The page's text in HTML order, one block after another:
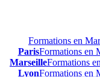
Formations en
ParisFormations en
MarseilleFormations
LyonFormations en